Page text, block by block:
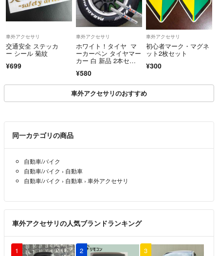
車外アクセサリ
交通安全 ステッカ
ー シール 菊紋
¥699
車外アクセサリ
ホワイト！タイヤ マ
ーカーペン タイヤマー
カー 白 新品 2本セッ
¥580
車外アクセサリ
初心者マーク・マグネ
ット2枚セット
¥300
車外アクセサリのおすすめ
同一カテゴリの商品
自動車/バイク
自動車/バイク › 自動車
自動車/バイク › 自動車 › 車外アクセサリ
車外アクセサリの人気ブランドランキング
1 2 3